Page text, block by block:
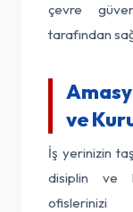
çevre
tarafından
ve
İş yerinizin
disiplin ve
ofislerinizi